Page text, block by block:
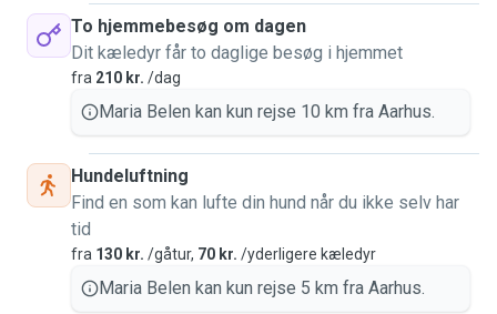
To hjemmebesøg om dagen
Dit kæledyr får to daglige besøg i hjemmet
fra 210 kr. /dag
Maria Belen kan kun rejse 10 km fra Aarhus.
Hundeluftning
Find en som kan lufte din hund når du ikke selv har
tid
fra 130 kr. /gåtur, 70 kr. /yderligere kæledyr
Maria Belen kan kun rejse 5 km fra Aarhus.